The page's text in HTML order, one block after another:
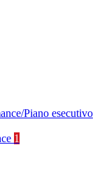
Piano esecutivo
1